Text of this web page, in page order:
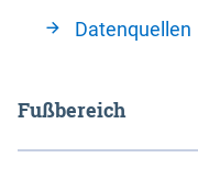
Datenquellen
Fußbereich